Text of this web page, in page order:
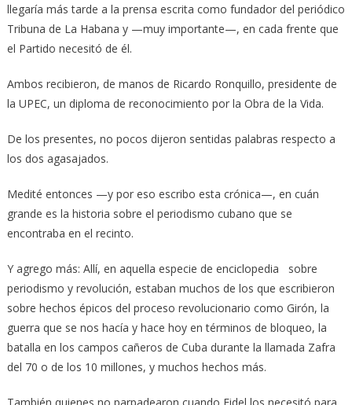
llegaría más tarde a la prensa escrita como fundador del periódico
Tribuna de La Habana y —muy importante—, en cada frente que
el Partido necesitó de él.
Ambos recibieron, de manos de Ricardo Ronquillo, presidente de
la UPEC, un diploma de reconocimiento por la Obra de la Vida.
De los presentes, no pocos dijeron sentidas palabras respecto a
los dos agasajados.
Medité entonces —y por eso escribo esta crónica—, en cuán
grande es la historia sobre el periodismo cubano que se
encontraba en el recinto.
Y agrego más: Allí, en aquella especie de enciclopedia sobre
periodismo y revolución, estaban muchos de los que escribieron
sobre hechos épicos del proceso revolucionario como Girón, la
guerra que se nos hacía y hace hoy en términos de bloqueo, la
batalla en los campos cañeros de Cuba durante la llamada Zafra
del 70 o de los 10 millones, y muchos hechos más.
También quienes no parpadearon cuando Fidel los necesitó para